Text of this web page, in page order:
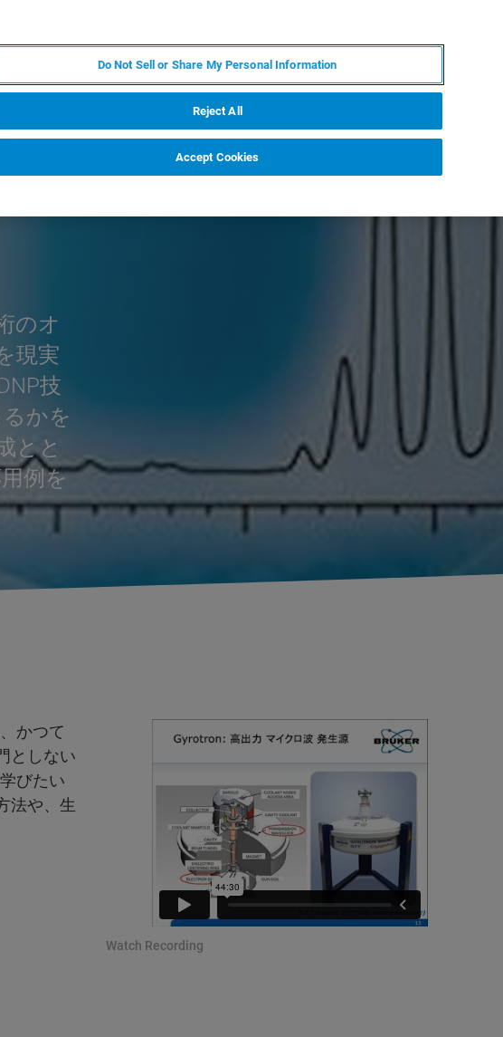
のオ
現実
技
かを
とと
例を
かつて
としない
びたい
法や、生
Watch Recording
Do Not Sell or Share My Personal Information
Reject All
Accept Cookies